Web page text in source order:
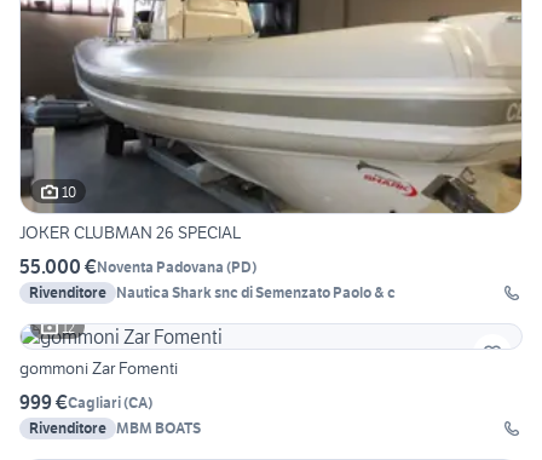
10
JOKER CLUBMAN 26 SPECIAL
55.000 €Noventa Padovana (PD)
Rivenditore Nautica Shark snc di Semenzato Paolo & c
12
gommoni Zar Fomenti
999 €Cagliari(CA)
Rivenditore MBM BOATS